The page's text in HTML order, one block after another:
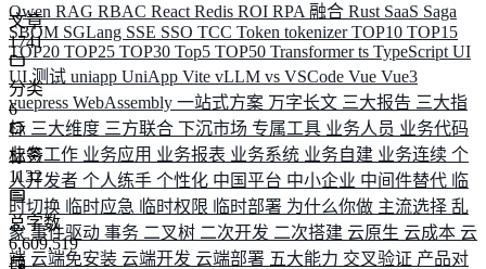
Qwen RAG RBAC React Redis ROI RPA 融合 Rust SaaS Saga
SBOM SGLang SSE SSO TCC Token tokenizerTOP10 TOP15
TOP20 TOP25 TOP30 Top5 TOP50 Transformerts TypeScript UI
UI 测试 uniapp UniApp Vite vLLM vs VSCode Vue Vue3
vuepress WebAssembly 一站式方案 万字长文 三大报告 三大指
标 三大维度 三方联合 下沉市场 专属工具 业务人员 业务代码
业务工作 业务应用 业务报表 业务系统 业务自建 业务连续 个
人开发者 个人练手 个性化 中国平台 中小企业 中间件替代 临
时切换 临时应急 临时权限 临时部署 为什么你做 主流选择 乱
象 事件驱动 事务 二叉树 二次开发 二次搭建 云原生 云成本 云
端 云端免安装 云端开发 云端部署 五大能力 交叉验证 产品对
文章
1741
分类
6
标签
1132
总字数
6,609,519